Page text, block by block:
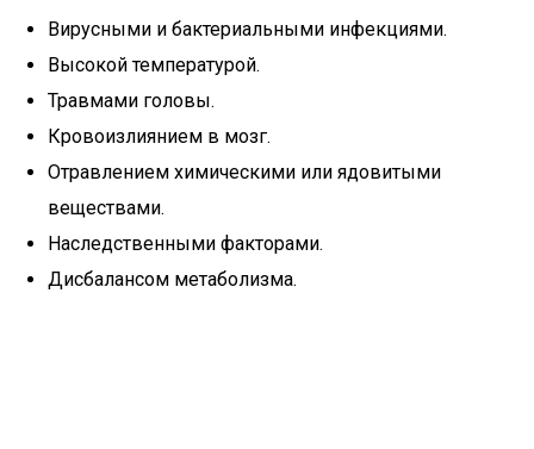
Вирусными и бактериальными инфекциями.
Высокой температурой.
Травмами головы.
Кровоизлиянием в мозг.
Отравлением химическими или ядовитыми
веществами.
Наследственными факторами.
Дисбалансом метаболизма.